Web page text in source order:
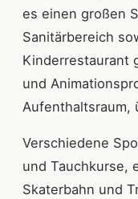
es einen großen
Sanitärbereich
Kinderrestaurant
und
Aufenthaltsraum,
Verschiedene
und Tauchkurse,
Skaterbahn und